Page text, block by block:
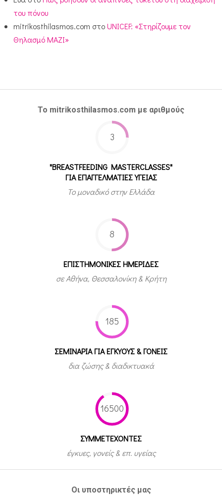
του πόνου
mitrikosthilasmos.com στοUNICEF: «Στηρίζουμε τον
Θηλασμό ΜΑΖΙ»
Το mitrikosthilasmos.com με αριθμούς
3
"BREASTFEEDING MASTERCLASSES"
ΓΙΑ ΕΠΑΓΓΕΛΜΑΤΙΕΣ ΥΓΕΙΑΣ
Το μοναδικό στην Ελλάδα
8
ΕΠΙΣΤΗΜΟΝΙΚΕΣ ΗΜΕΡΙΔΕΣ
σε Αθήνα, Θεσσαλονίκη & Κρήτη
185
ΣΕΜΙΝΑΡΙΑ ΓΙΑ ΕΓΚΥΟΥΣ & ΓΟΝΕΙΣ
δια ζώσης & διαδικτυακά
16500
ΣΥΜΜΕΤEΧΟΝΤΕΣ
έγκυες, γονείς & επ. υγείας
Οι υποστηρικτές μας